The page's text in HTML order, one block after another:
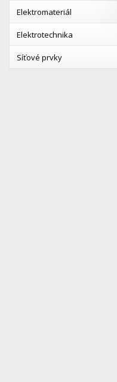
Elektromateriál
Elektrotechnika
Síťové prvky